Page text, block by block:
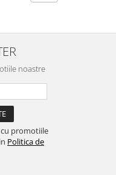
noastre
promotiile
Politica de